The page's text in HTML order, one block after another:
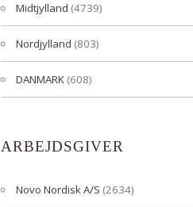
Midtjylland (4739)
Nordjylland (803)
DANMARK (608)
ARBEJDSGIVER
Novo Nordisk A/S (2634)